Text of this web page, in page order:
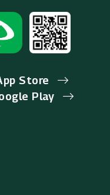
Store
Play